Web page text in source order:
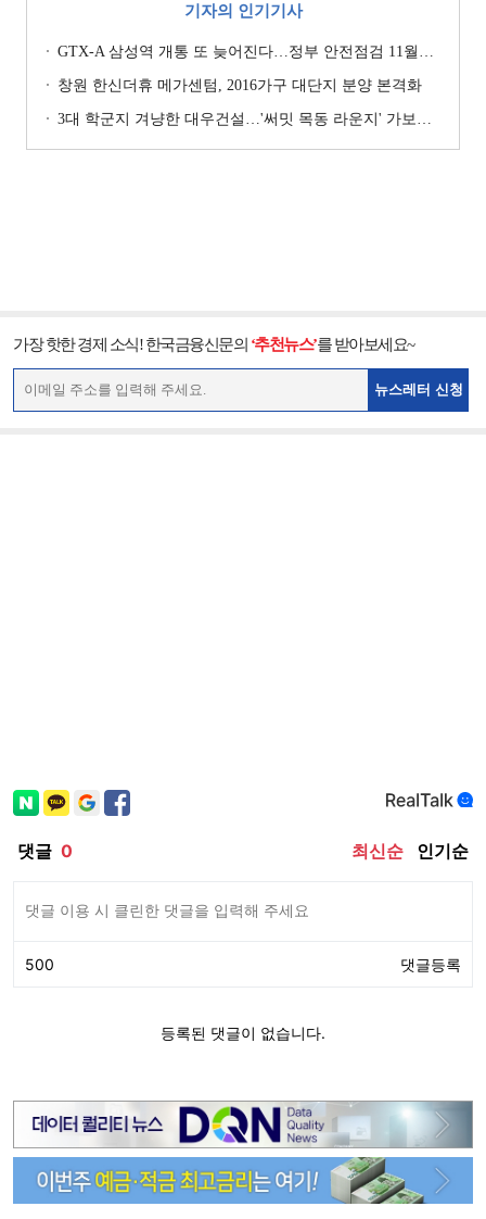
기자의 인기기사
GTX-A 삼성역 개통 또 늦어진다…정부 안전점검 11월까지 확대
창원 한신더휴 메가센텀, 2016가구 대단지 분양 본격화
3대 학군지 겨냥한 대우건설…'써밋 목동 라운지' 가보니 [현장]
가장 핫한 경제 소식! 한국금융신문의 ‘추천뉴스’를 받아보세요~
뉴스레터 신청